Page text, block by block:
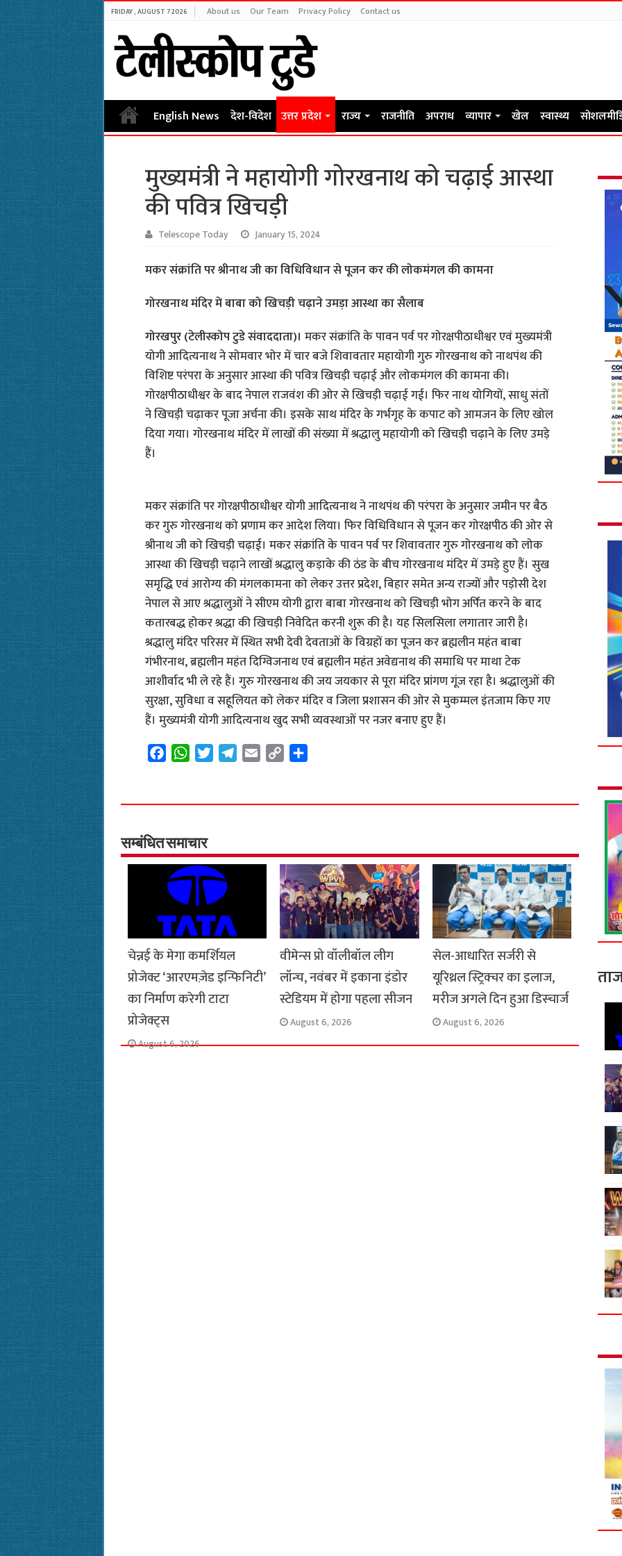
FRIDAY , AUGUST 7 2026 About us Our Team Privacy Policy Contact us
English News देश-विदेश उत्तर प्रदेश राज्य राजनीति अपराध व्यापार खेल स्वास्थ्य
मुख्यमंत्री ने महायोगी गोरखनाथ को चढ़ाई आस्था
की पवित्र खिचड़ी
Telescope Today January 15, 2024
मकर संक्रांति पर श्रीनाथ जी का विधिविधान से पूजन कर की लोकमंगल की कामना
गोरखनाथ मंदिर में बाबा को खिचड़ी चढ़ाने उमड़ा आस्था का सैलाब
गोरखपुर (टेलीस्कोप टुडे संवाददाता)। मकर संक्रांति के पावन पर्व पर गोरक्षपीठाधीश्वर एवं मुख्यमंत्री
योगी आदित्यनाथ ने सोमवार भोर में चार बजे शिवावतार महायोगी गुरु गोरखनाथ को नाथपंथ की
विशिष्ट परंपरा के अनुसार आस्था की पवित्र खिचड़ी चढ़ाई और लोकमंगल की कामना की।
गोरक्षपीठाधीश्वर के बाद नेपाल राजवंश की ओर से खिचड़ी चढ़ाई गई। फिर नाथ योगियों, साधु संतों
ने खिचड़ी चढ़ाकर पूजा अर्चना की। इसके साथ मंदिर के गर्भगृह के कपाट को आमजन के लिए खोल
दिया गया। गोरखनाथ मंदिर में लाखों की संख्या में श्रद्धालु महायोगी को खिचड़ी चढ़ाने के लिए उमड़े
हैं।
मकर संक्रांति पर गोरक्षपीठाधीश्वर योगी आदित्यनाथ ने नाथपंथ की परंपरा के अनुसार जमीन पर बैठ
कर गुरु गोरखनाथ को प्रणाम कर आदेश लिया। फिर विधिविधान से पूजन कर गोरक्षपीठ की ओर से
श्रीनाथ जी को खिचड़ी चढ़ाई। मकर संक्रांति के पावन पर्व पर शिवावतार गुरु गोरखनाथ को लोक
आस्था की खिचड़ी चढ़ाने लाखों श्रद्धालु कड़ाके की ठंड के बीच गोरखनाथ मंदिर में उमड़े हुए हैं। सुख
समृद्धि एवं आरोग्य की मंगलकामना को लेकर उत्तर प्रदेश, बिहार समेत अन्य राज्यों और पड़ोसी देश
नेपाल से आए श्रद्धालुओं ने सीएम योगी द्वारा बाबा गोरखनाथ को खिचड़ी भोग अर्पित करने के बाद
कतारबद्ध होकर श्रद्धा की खिचड़ी निवेदित करनी शुरू की है। यह सिलसिला लगातार जारी है।
श्रद्धालु मंदिर परिसर में स्थित सभी देवी देवताओं के विग्रहों का पूजन कर ब्रह्मलीन महंत बाबा
गंभीरनाथ, ब्रह्मलीन महंत दिग्विजनाथ एवं ब्रह्मलीन महंत अवेद्यनाथ की समाधि पर माथा टेक
आशीर्वाद भी ले रहे हैं। गुरु गोरखनाथ की जय जयकार से पूरा मंदिर प्रांगण गूंज रहा है। श्रद्धालुओं की
सुरक्षा, सुविधा व सहूलियत को लेकर मंदिर व जिला प्रशासन की ओर से मुकम्मल इंतजाम किए गए
हैं। मुख्यमंत्री योगी आदित्यनाथ खुद सभी व्यवस्थाओं पर नजर बनाए हुए हैं।
e
o
o
k
W
t
A
p
p
t
r
e
a
i
y
n
k
r
सम्बंधित समाचार
चेन्नई के मेगा कमर्शियल
प्रोजेक्ट ‘आरएमज़ेड इन्फिनिटी’
का निर्माण करेगी टाटा
प्रोजेक्ट्स
August 6, 2026
वीमेन्स प्रो वॉलीबॉल लीग
लॉन्च, नवंबर में इकाना इंडोर
स्टेडियम में होगा पहला सीजन
August 6, 2026
सेल-आधारित सर्जरी से
यूरिथ्रल स्ट्रिक्चर का इलाज,
मरीज अगले दिन हुआ डिस्चार्ज
August 6, 2026